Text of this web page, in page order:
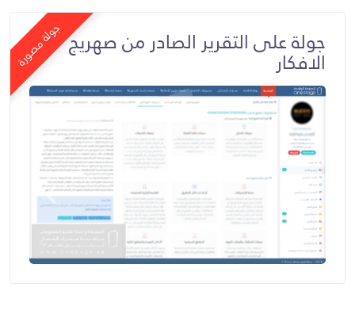
جولة مصورةجولة على التقرير الصادر من صهريج
الافكار